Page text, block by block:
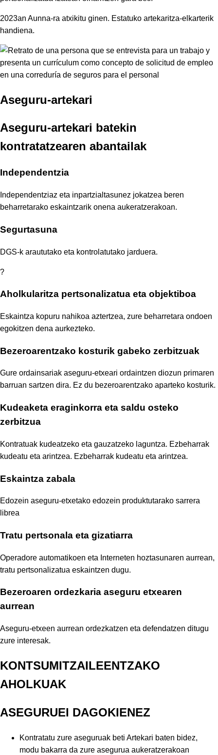
2023an Aunna-ra atxikitu ginen. Estatuko artekaritza-elkarterik
handiena.
Aseguru-artekari
Aseguru-artekari batekin
kontratatzearen abantailak
Independentzia
Independentziaz eta inpartzialtasunez jokatzea beren
beharretarako eskaintzarik onena aukeratzerakoan.
Segurtasuna
DGS-k araututako eta kontrolatutako jarduera.
?
Aholkularitza pertsonalizatua eta objektiboa
Eskaintza kopuru nahikoa aztertzea, zure beharretara ondoen
egokitzen dena aurkezteko.
Bezeroarentzako kosturik gabeko zerbitzuak
Gure ordainsariak aseguru-etxeari ordaintzen diozun primaren
barruan sartzen dira. Ez du bezeroarentzako aparteko kosturik.
Kudeaketa eraginkorra eta saldu osteko
zerbitzua
Kontratuak kudeatzeko eta gauzatzeko laguntza. Ezbeharrak
kudeatu eta arintzea. Ezbeharrak kudeatu eta arintzea.
Eskaintza zabala
Edozein aseguru-etxetako edozein produktutarako sarrera
librea
Tratu pertsonala eta gizatiarra
Operadore automatikoen eta Interneten hoztasunaren aurrean,
tratu pertsonalizatua eskaintzen dugu.
Bezeroaren ordezkaria aseguru etxearen
aurrean
Aseguru-etxeen aurrean ordezkatzen eta defendatzen ditugu
zure interesak.
KONTSUMITZAILEENTZAKO
AHOLKUAK
ASEGURUEI DAGOKIENEZ
Kontratatu zure aseguruak beti Artekari baten bidez,
modu bakarra da zure asegurua aukeratzerakoan